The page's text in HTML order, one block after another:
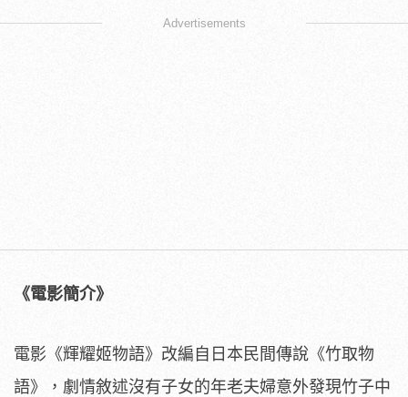
Advertisements
《電影簡介》
電影《輝耀姬物語》改編自日本民間傳說《竹取物
語》， 劇情敘述沒有子女的年老夫婦意外發現竹子中